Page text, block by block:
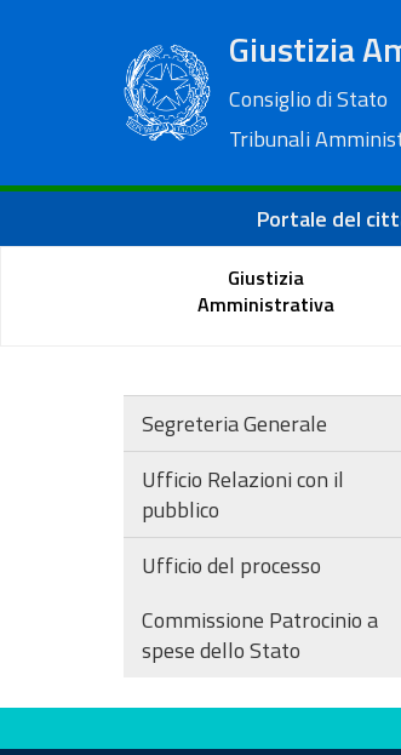
Giustizia
Consiglio di Stato
Tribunali
Portale del
Giustizia
Amministrativa
Segreteria Generale
Ufficio Relazioni con il
pubblico
Ufficio del processo
Commissione Patrocinio a
spese dello Stato
Valuta questo sito